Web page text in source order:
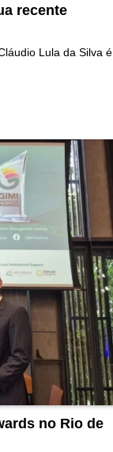
recente
Lula da Silva é
no Rio de